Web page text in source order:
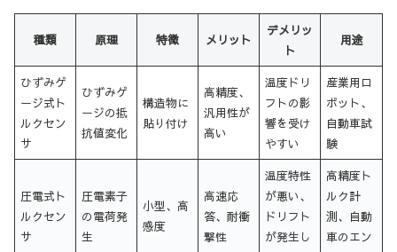
種類 原理 特徴 メリット
デメリッ
ト
用途
ひずみゲ
ージ式ト
ルクセン
サ
ひずみゲ
ージの抵
抗値変化
構造物に
貼り付け
高精度、
汎用性が
高い
温度ドリ
フトの影
響を受け
やすい
産業用ロ
ボット、
自動車試
験
圧電式ト
ルクセン
サ
圧電素子
の電荷発
生
小型、高
感度
高速応
答、耐衝
撃性
温度特性
が悪い、
ドリフト
が発生し
高精度ト
ルク計
測、自動
車のエン